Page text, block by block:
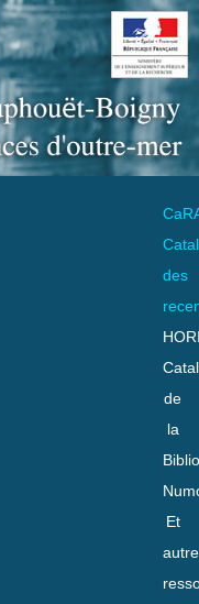
des
de
la
Et